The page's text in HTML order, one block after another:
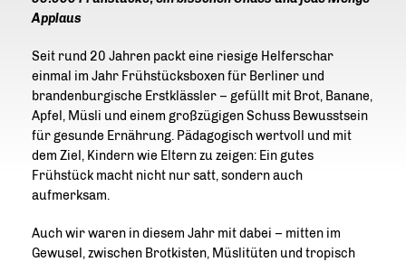
Applaus
Seit rund 20 Jahren packt eine riesige Helferschar
einmal im Jahr Frühstücksboxen für Berliner und
brandenburgische Erstklässler – gefüllt mit Brot, Banane,
Apfel, Müsli und einem großzügigen Schuss Bewusstsein
für gesunde Ernährung. Pädagogisch wertvoll und mit
dem Ziel, Kindern wie Eltern zu zeigen: Ein gutes
Frühstück macht nicht nur satt, sondern auch
aufmerksam.
Auch wir waren in diesem Jahr mit dabei – mitten im
Gewusel, zwischen Brotkisten, Müslitüten und tropisch